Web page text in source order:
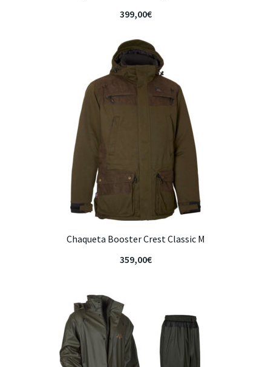
399,00€
Chaqueta Booster Crest Classic M
359,00€